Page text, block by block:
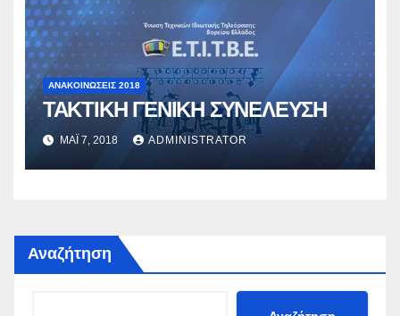
ΑΝΑΚΟΙΝΏΣΕΙΣ 2018
ΤΑΚΤΙΚΗ ΓΕΝΙΚΗ ΣΥΝΕΛΕΥΣΗ
ΜΆΙ 7, 2018 ADMINISTRATOR
Αναζήτηση